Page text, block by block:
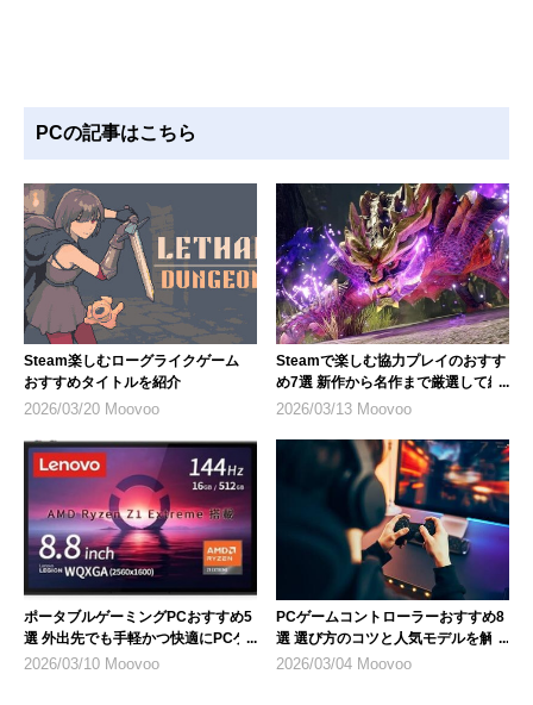
PCの記事はこちら
Steam楽しむローグライクゲーム
おすすめタイトルを紹介
2026/03/20 Moovoo
Steamで楽しむ協力プレイのおすす
め7選 新作から名作まで厳選して紹
介
2026/03/13 Moovoo
ポータブルゲーミングPCおすすめ5
選 外出先でも手軽かつ快適にPCゲ
ームが楽しめる
2026/03/10 Moovoo
PCゲームコントローラーおすすめ8
選 選び方のコツと人気モデルを解説
2026/03/04 Moovoo